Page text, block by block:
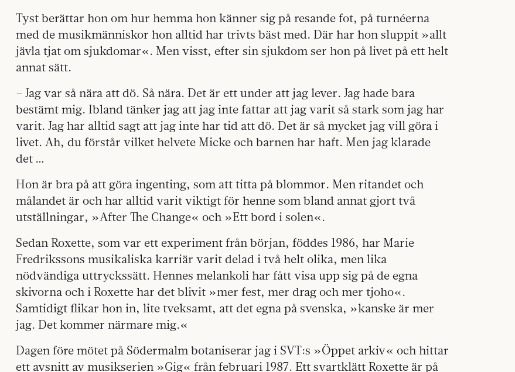
Tyst berättar hon om hur hemma hon känner sig på resande fot, på turnéerna
med de musikmänniskor hon alltid har trivts bäst med. Där har hon sluppit »allt
jävla tjat om sjukdomar«. Men visst, efter sin sjukdom ser hon på livet på ett helt
annat sätt.
– Jag var så nära att dö. Så nära. Det är ett under att jag lever. Jag hade bara
bestämt mig. Ibland tänker jag att jag inte fattar att jag varit så stark som jag har
varit. Jag har alltid sagt att jag inte har tid att dö. Det är så mycket jag vill göra i
livet. Ah, du förstår vilket helvete Micke och barnen har haft. Men jag klarade
det …
Hon är bra på att göra ingenting, som att titta på blommor. Men ritandet och
målandet är och har alltid varit viktigt för henne som bland annat gjort två
utställningar, »After The Change« och »Ett bord i solen«.
Sedan Roxette, som var ett experiment från början, föddes 1986, har Marie
Fredrikssons musikaliska karriär varit delad i två helt olika, men lika
nödvändiga uttryckssätt. Hennes melankoli har fått visa upp sig på de egna
skivorna och i Roxette har det blivit »mer fest, mer drag och mer tjoho«.
Samtidigt flikar hon in, lite tveksamt, att det egna på svenska, »kanske är mer
jag. Det kommer närmare mig.«
Dagen före mötet på Södermalm botaniserar jag i SVT:s »Öppet arkiv« och hittar
ett avsnitt av musikserien »Gig« från februari 1987. Ett svartklätt Roxette är på